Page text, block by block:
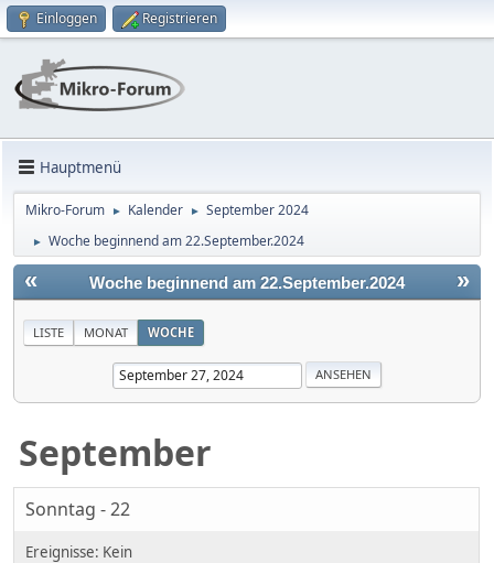
Einloggen Registrieren
Hauptmenü
Mikro-Forum ► Kalender ► September 2024
► Woche beginnend am 22.September.2024
« »
Woche beginnend am 22.September.2024
LISTE MONAT WOCHE
September
Sonntag - 22